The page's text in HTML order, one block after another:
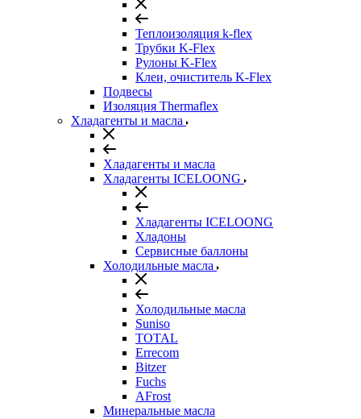
Теплоизоляция k-flex
Трубки K-Flex
Рулоны K-Flex
Клеи, очиститель K-Flex
Подвесы
Изоляция Thermaflex
Хладагенты и масла
Хладагенты и масла
Хладагенты ICELOONG
Хладагенты ICELOONG
Хладоны
Сервисные баллоны
Холодильные масла
Холодильные масла
Suniso
TOTAL
Errecom
Bitzer
Fuchs
AFrost
Минеральные масла